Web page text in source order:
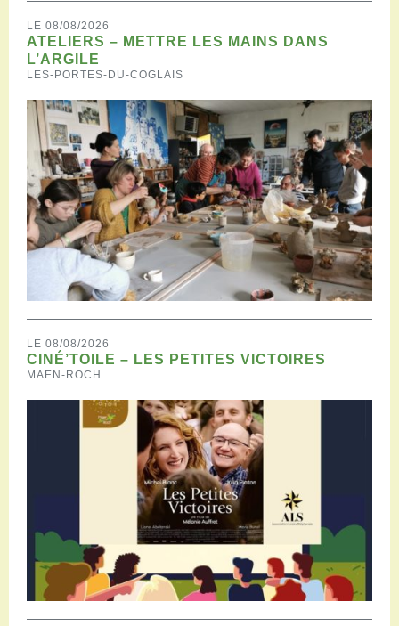
LE 08/08/2026
ATELIERS – METTRE LES MAINS DANS
L’ARGILE
LES-PORTES-DU-COGLAIS
LE 08/08/2026
CINÉ’TOILE – LES PETITES VICTOIRES
MAEN-ROCH